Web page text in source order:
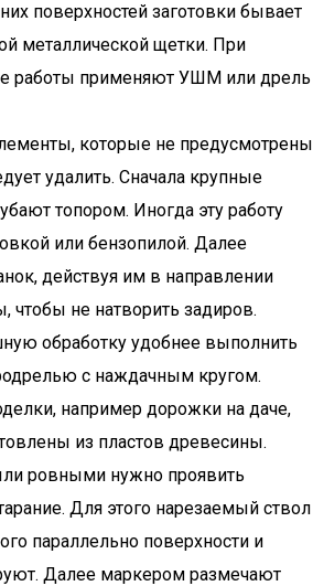
поверхностей заготовки бывает
металлической щетки. При
работы применяют УШМ или дрель
которые не предусмотрены
удалить. Сначала крупные
топором. Иногда эту работу
или бензопилой. Далее
действуя им в направлении
чтобы не натворить задиров.
обработку удобнее выполнить
с наждачным кругом.
например дорожки на даче,
из пластов древесины.
ровными нужно проявить
Для этого нарезаемый ствол
параллельно поверхности и
Далее маркером размечают